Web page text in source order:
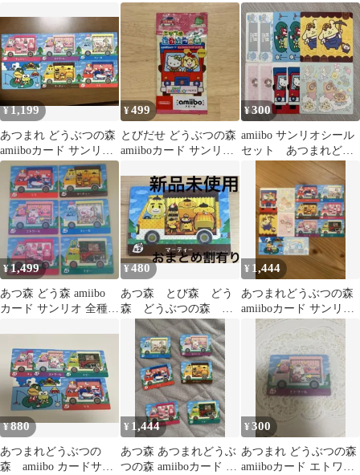
ズ amiibo 6種コンプセ
ット
amiiboカード サンリ
オ チェルシー
¥1,199
あつまれ どうぶつの森
amiiboカード サンリオ
コラボ
¥499
とびだせ どうぶつの森
amiiboカード サンリオ
¥300
amiibo サンリオシール
セット あつまれどう
¥1,499
あつ森 どう森 amiibo
カード サンリオ 全種6
¥480
あつ森 とび森 どう
森 どうぶつの森
amiiboカード サンリ
オ マーティー
¥ 1,444
あつまれどうぶつの森
amiiboカード サンリオ
12枚フルコンプセット
¥880
あつまれどうぶつの
森 amiibo カードサン
¥ 1,444
あつ森 あつまれどうぶ
つの森 amiiboカード サ
¥300
あつまれ どうぶつの森
amiiboカード エトワー